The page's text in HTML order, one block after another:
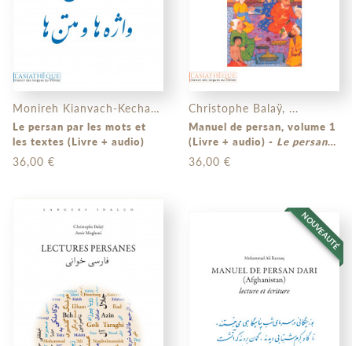
Monireh Kianvach-Kechavarzi, ...
Le persan par les mots et
les textes (Livre + audio)
36,00 €
Christophe Balaÿ, ...
Manuel de persan, volume 1
(Livre + audio) - Le persan
au quotidien
36,00 €
NOUVEAUTÉ